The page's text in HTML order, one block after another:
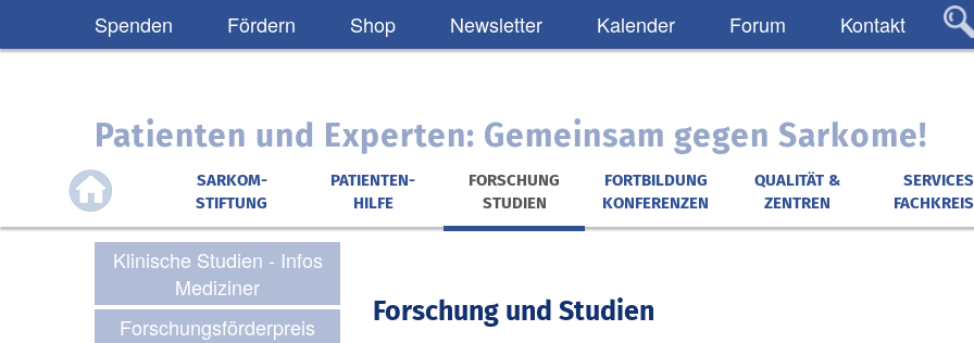
Spenden Fördern Shop Newsletter Kalender Forum Kontakt
Patienten und Experten: Gemeinsam gegen Sarkome!
SARKOM-
STIFTUNG
PATIENTEN-
HILFE
FORSCHUNG
STUDIEN
FORTBILDUNG
KONFERENZEN
QUALITÄT &
ZENTREN
SERVICES
Klinische Studien - Infos
Mediziner
Forschungsförderpreis
Forschung und Studien